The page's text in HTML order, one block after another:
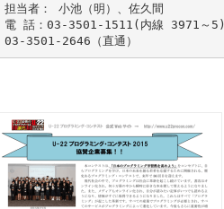
担当者： 小池（明）、佐久間
電 話：03-3501-1511(内線 3971～5)